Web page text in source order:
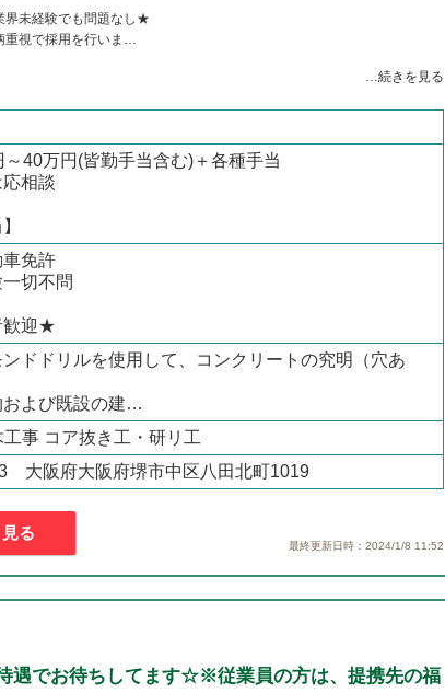
未経験でも問題なし★
重視で採用を行いま…
…続きを見る
～40万円(皆勤手当含む)＋各種手当
相談
免許
切不問
歓迎★
ンドドリルを使用して、コンクリートの究明（穴あ
および既設の建…
工事 コア抜き工・研リ工
大阪府大阪府堺市中区八田北町1019
る
最終更新日時：2024/1/8 11:52
でお待ちしてます☆※従業員の方は、提携先の福